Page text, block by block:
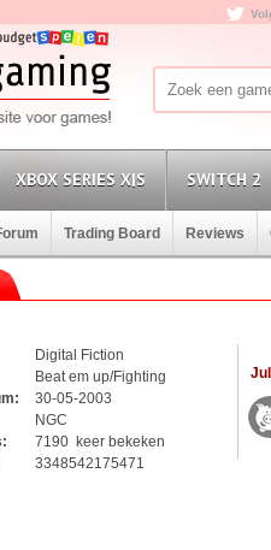
XBOX SERIES X|S SWITCH 2
Trading Board Reviews
Digital Fiction
Beat em up/Fighting
30-05-2003
NGC
7190 keer bekeken
3348542175471